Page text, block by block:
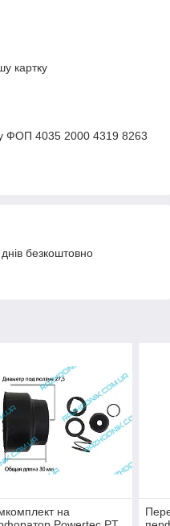
картку
ФОП 4035 2000 4319 8263
безкоштовно
на